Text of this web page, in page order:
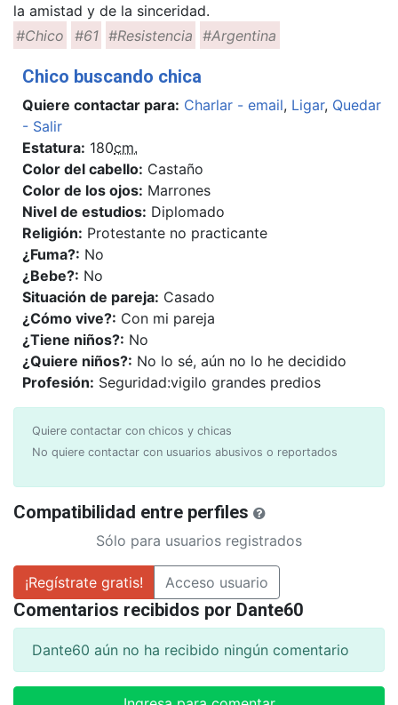
la amistad y de la sinceridad.
#Chico
#61 #Resistencia #Argentina
Chico buscando chica
Quiere contactar para: Charlar - email, Ligar, Quedar
- Salir
Estatura: 180cm.
Color del cabello: Castaño
Color de los ojos: Marrones
Nivel de estudios: Diplomado
Religión: Protestante no practicante
¿Fuma?: No
¿Bebe?: No
Situación de pareja: Casado
¿Cómo vive?: Con mi pareja
¿Tiene niños?: No
¿Quiere niños?: No lo sé, aún no lo he decidido
Profesión: Seguridad:vigilo grandes predios
Quiere contactar con chicos y chicas
No quiere contactar con usuarios abusivos o reportados
Compatibilidad entre perfiles
Sólo para usuarios registrados
¡Regístrate gratis! Acceso usuario
Comentarios recibidos por Dante60
Dante60 aún no ha recibido ningún comentario